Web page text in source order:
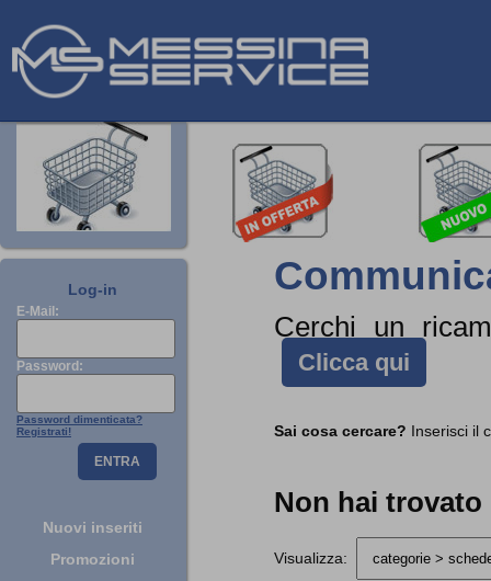
Log-in
E-Mail:
Password:
Password dimenticata?
Registrati!
ENTRA
Nuovi inseriti
Promozioni
Cerchi un
Clicca qui
Sai cosa cercare? Inserisci il
Non hai
Visualizza: